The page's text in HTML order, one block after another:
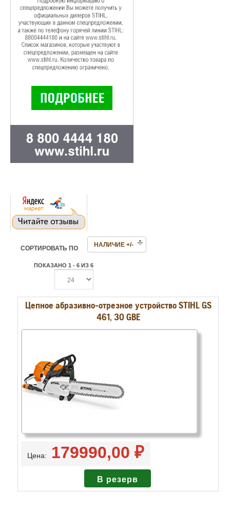
СОРТИРОВАТЬ ПО НАЛИЧИЕ +/-
ПОКАЗАНО 1 - 6 ИЗ 6
Цепное абразивно-отрезное устройство STIHL GS
461, 30 GBE
Цена: 179990,00 ₽